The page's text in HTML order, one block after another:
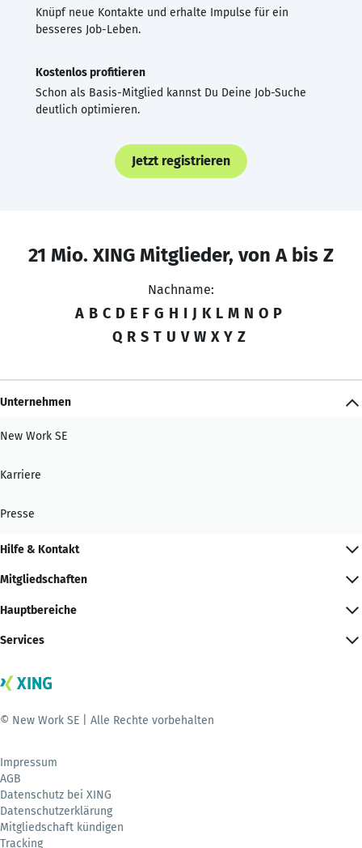
Knüpf neue Kontakte und erhalte Impulse für ein
besseres Job-Leben.
Kostenlos profitieren
Schon als Basis-Mitglied kannst Du Deine Job-Suche
deutlich optimieren.
Jetzt registrieren
21 Mio. XING Mitglieder, von A bis Z
Nachname:
A B C D E F G H I J K L M N O P
Q R S T U V W X Y Z
Unternehmen
New Work SE
Karriere
Presse
Hilfe & Kontakt
Mitgliedschaften
Hauptbereiche
Services
© New Work SE | Alle Rechte vorbehalten
Impressum
AGB
Datenschutz bei XING
Datenschutzerklärung
Mitgliedschaft kündigen
Tracking